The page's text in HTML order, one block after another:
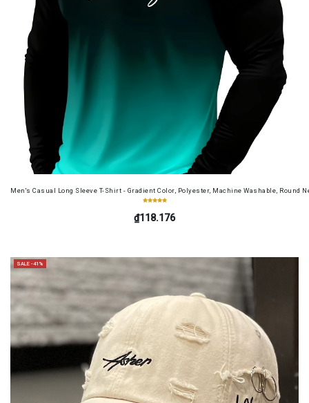
Men's Casual Long Sleeve T-Shirt - Gradient Color, Polyester, Machine Washable, Round
₫118.176
SALE -41%